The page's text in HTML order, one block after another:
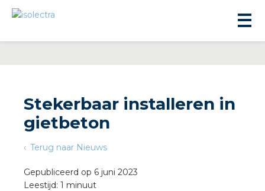
Stekerbaar installeren in
gietbeton
Terug naar Nieuws
Gepubliceerd op 6 juni 2023
Leestijd: 1 minuut